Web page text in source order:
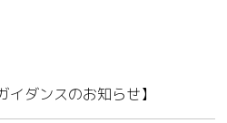
ダンスのお知らせ】